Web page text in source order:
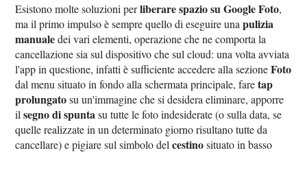
Esistono molte soluzioni perliberare spazio su Google Foto,
ma il primo impulso è sempre quello di eseguire unapulizia
manualedei vari elementi, operazione che ne comporta la
cancellazione sia sul dispositivo che sul cloud: una volta avviata
l'app in questione, infatti è sufficiente accedere alla sezioneFoto
dal menu situato in fondo alla schermata principale, faretap
prolungatosu un'immagine che si desidera eliminare, apporre
ilsegno di spuntasu tutte le foto indesiderate (o sulla data, se
quelle realizzate in un determinato giorno risultano tutte da
cancellare) e pigiare sul simbolo delcestinosituato in basso